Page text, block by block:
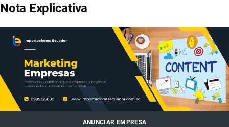
Nota Explicativa
ANUNCIAR EMPRESA